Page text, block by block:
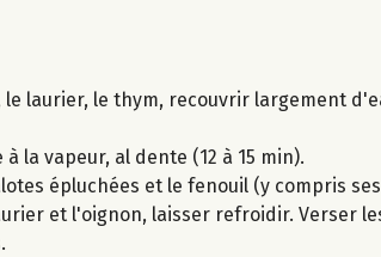
laurier, le thym, recouvrir largement
la vapeur, al dente (12 à 15 min).
épluchées et le fenouil (y compris
et l'oignon, laisser refroidir. Verser